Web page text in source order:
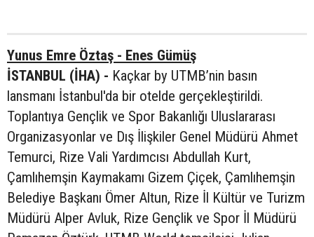
Yunus Emre Öztaş - Enes Gümüş
İSTANBUL (İHA) - Kaçkar by UTMB’nin basın
lansmanı İstanbul'da bir otelde gerçekleştirildi.
Toplantıya Gençlik ve Spor Bakanlığı Uluslararası
Organizasyonlar ve Dış İlişkiler Genel Müdürü Ahmet
Temurci, Rize Vali Yardımcısı Abdullah Kurt,
Çamlıhemşin Kaymakamı Gizem Çiçek, Çamlıhemşin
Belediye Başkanı Ömer Altun, Rize İl Kültür ve Turizm
Müdürü Alper Avluk, Rize Gençlik ve Spor İl Müdürü